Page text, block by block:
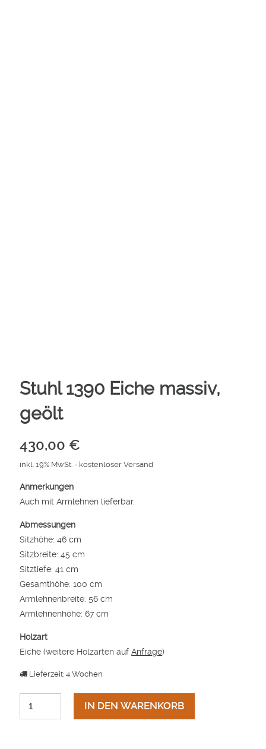
Stuhl 1390 Eiche massiv,
geölt
430,00 €
inkl. 19% MwSt. - kostenloser Versand
Anmerkungen
Auch mit Armlehnen lieferbar.
Abmessungen
Sitzhöhe: 46 cm
Sitzbreite: 45 cm
Sitztiefe: 41 cm
Gesamthöhe: 100 cm
Armlehnenbreite: 56 cm
Armlehnenhöhe: 67 cm
Holzart
Eiche (weitere Holzarten aufAnfrage)
Lieferzeit: 4 Wochen
IN DEN WARENKORB